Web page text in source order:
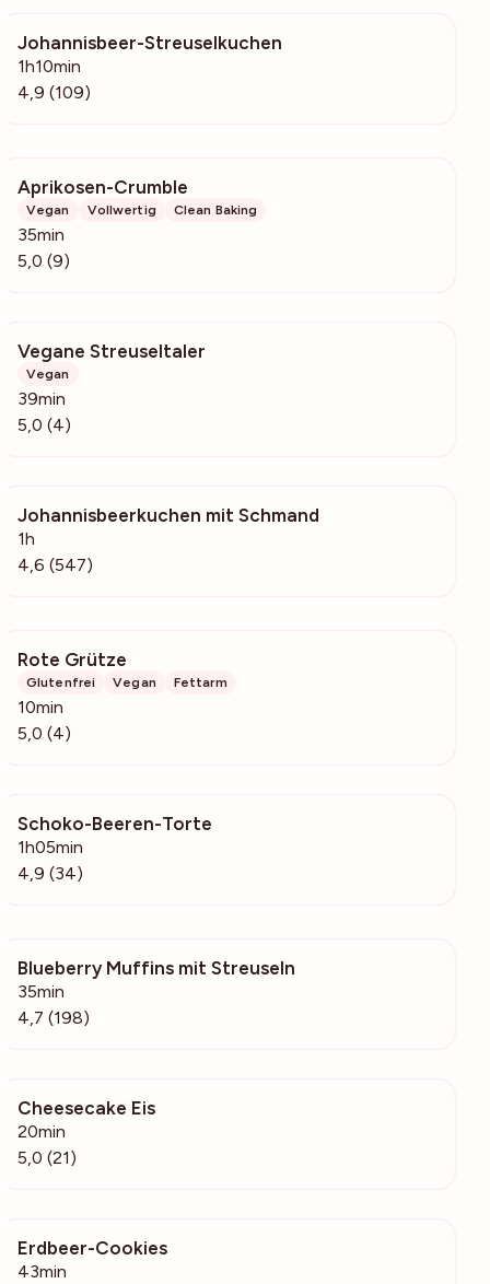
Johannisbeer-Streuselkuchen
1h10min
4,9 (109)
Aprikosen-Crumble
Vegan Vollwertig Clean Baking
35min
5,0 (9)
Vegane Streuseltaler
Vegan
39min
5,0 (4)
Johannisbeerkuchen mit Schmand
1h
4,6 (547)
Rote Grütze
Glutenfrei Vegan Fettarm
10min
5,0 (4)
Schoko-Beeren-Torte
1h05min
4,9 (34)
Blueberry Muffins mit Streuseln
35min
4,7 (198)
Cheesecake Eis
20min
5,0 (21)
Erdbeer-Cookies
43min